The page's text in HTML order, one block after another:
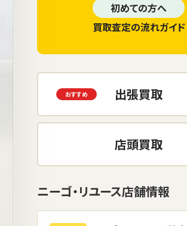
初めての方へ
買取査定の流れガイド
出張買取
店頭買取
ニーゴ・リユース店舗情報